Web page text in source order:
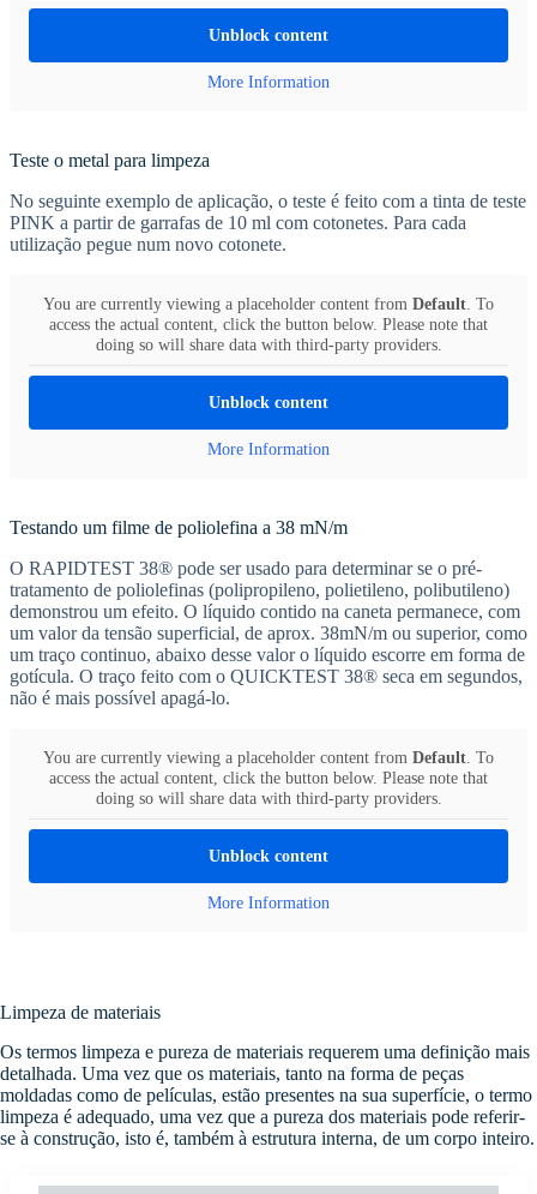
Unblock content
More Information
Teste o metal para limpeza
No seguinte exemplo de aplicação, o teste é feito com a tinta de teste
PINK a partir de garrafas de 10 ml com cotonetes. Para cada
utilização pegue num novo cotonete.
You are currently viewing a placeholder content from Default . To
access the actual content, click the button below. Please note that
doing so will share data with third-party providers.
Unblock content
More Information
Testando um filme de poliolefina a 38 mN/m
O RAPIDTEST 38® pode ser usado para determinar se o pré-
tratamento de poliolefinas (polipropileno, polietileno, polibutileno)
demonstrou um efeito. O líquido contido na caneta permanece, com
um valor da tensão superficial, de aprox. 38mN/m ou superior, como
um traço continuo, abaixo desse valor o líquido escorre em forma de
gotícula. O traço feito com o QUICKTEST 38® seca em segundos,
não é mais possível apagá-lo.
You are currently viewing a placeholder content from Default . To
access the actual content, click the button below. Please note that
doing so will share data with third-party providers.
Unblock content
More Information
Limpeza de materiais
Os termos limpeza e pureza de materiais requerem uma definição mais
detalhada. Uma vez que os materiais, tanto na forma de peças
moldadas como de películas, estão presentes na sua superfície, o termo
limpeza é adequado, uma vez que a pureza dos materiais pode referir-
se à construção, isto é, também à estrutura interna, de um corpo inteiro.